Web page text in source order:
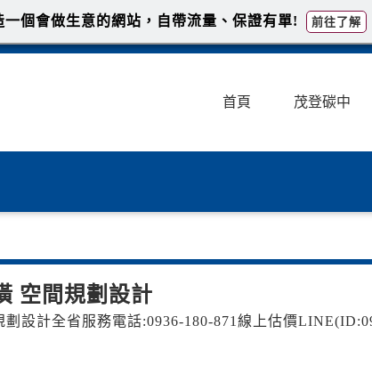
首頁 茂登碳中
空間規劃設計
設計全省服務電話:0936-180-871 線上估價
一個會做生意的網站，自帶流量、保證有單! 前往了解